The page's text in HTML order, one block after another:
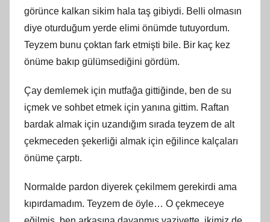
görünce kalkan sikim hala taş gibiydi. Belli olmasın
diye oturduğum yerde elimi önümde tutuyordum.
Teyzem bunu çoktan fark etmişti bile. Bir kaç kez
önüme bakıp gülümsediğini gördüm.
Çay demlemek için mutfağa gittiğinde, ben de su
içmek ve sohbet etmek için yanına gittim. Raftan
bardak almak için uzandığım sırada teyzem de alt
çekmeceden şekerliği almak için eğilince kalçaları
önüme çarptı.
Normalde pardon diyerek çekilmem gerekirdi ama
kıpırdamadım. Teyzem de öyle… O çekmeceye